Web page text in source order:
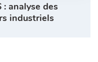
: analyse des
industriels